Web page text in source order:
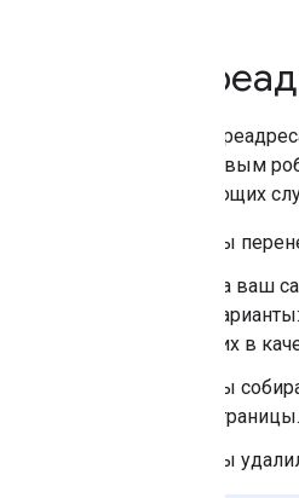
При
поисковым
следующих
Вы
На ваш
варианты:
них в
Вы
страницы.
Вы